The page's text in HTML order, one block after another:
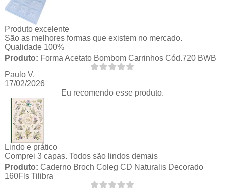
Produto excelente
São as melhores formas que existem no mercado.
Qualidade 100%
Produto: Forma Acetato Bombom Carrinhos Cód.720 BWB
Paulo V.
17/02/2026
Eu recomendo esse produto.
Lindo e prático
Comprei 3 capas. Todos são lindos demais
Produto: Caderno Broch Coleg CD Naturalis Decorado
160Fls Tilibra